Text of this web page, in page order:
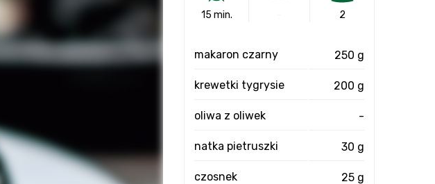
15 min. 2
makaron czarny 250 g
krewetki tygrysie 200 g
oliwa z oliwek -
natka pietruszki 30 g
czosnek 25 g